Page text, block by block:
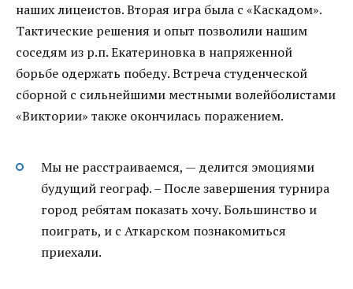
наших лицеистов. Вторая игра была с «Каскадом».
Тактические решения и опыт позволили нашим
соседям из р.п. Екатериновка в напряженной
борьбе одержать победу. Встреча студенческой
сборной с сильнейшими местными волейболистами
«Виктории» также окончилась поражением.
Мы не расстраиваемся, — делится эмоциями
будущий географ. – После завершения турнира
город ребятам показать хочу. Большинство и
поиграть, и с Аткарском познакомиться
приехали.